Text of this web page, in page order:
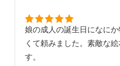
娘の成人の誕生日になに
くて頼みました。素敵な
す。